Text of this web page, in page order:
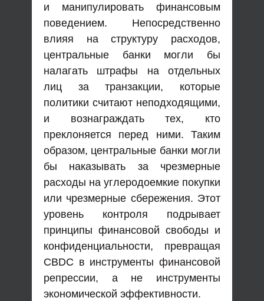
и манипулировать финансовым
поведением. Непосредственно
влияя на структуру расходов,
центральные банки могли бы
налагать штрафы на отдельных
лиц за транзакции, которые
политики считают неподходящими,
и вознаграждать тех, кто
преклоняется перед ними. Таким
образом, центральные банки могли
бы наказывать за чрезмерные
расходы на углеродоемкие покупки
или чрезмерные сбережения. Этот
уровень контроля подрывает
принципы финансовой свободы и
конфиденциальности, превращая
CBDC в инструменты финансовой
репрессии, а не инструменты
экономической эффективности.